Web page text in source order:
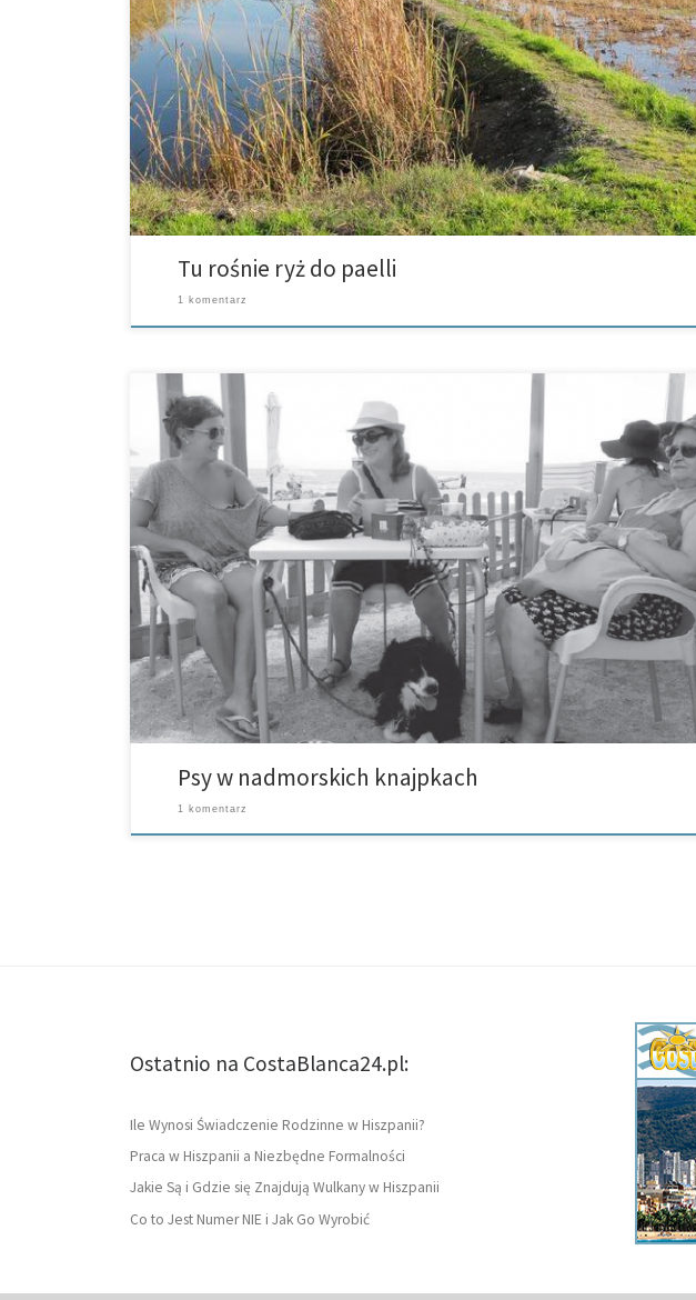
Całkiem na północy Marina Alta znajdują się dwie małe gminy Els Poblets oraz Pego.
Nie na darmo wielu Niemców właśnie ten teren wybrało sobie na swój drugi dom. Z
dala […]
Tu rośnie ryż do paelli
1 komentarz
Lokal w Alicante oferuje miejsce oraz potrawy nie tylko dla ludzi, ale i też dla ich pupili.
Wielu właścicieli zwierząt musi podjąć decyzję, czy wybiera się z psem na spacer, […]
Psy w nadmorskich knajpkach
1 komentarz
Ostatnio na CostaBlanca24.pl:
Ile Wynosi Świadczenie Rodzinne w Hiszpanii?
Praca w Hiszpanii a Niezbędne Formalności
Jakie Są i Gdzie się Znajdują Wulkany w Hiszpanii
Co to Jest Numer NIE i Jak Go Wyrobić